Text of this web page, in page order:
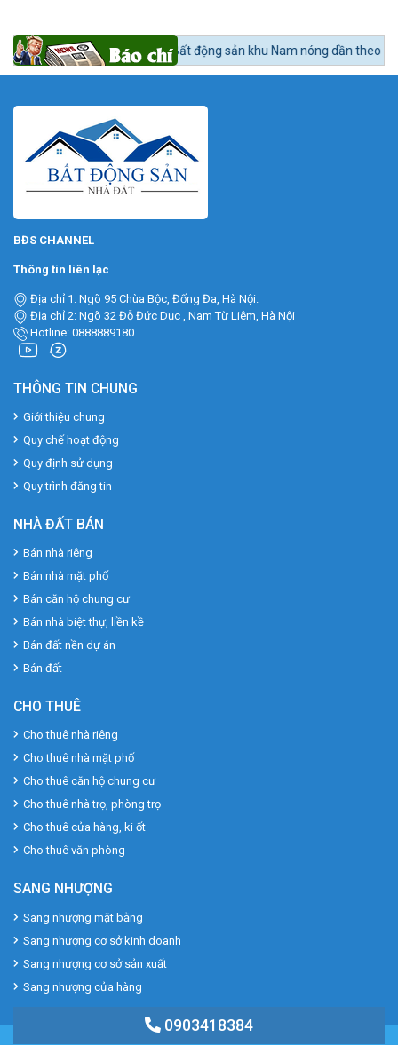
0903418384
tức 24h BĐS:Bất động sản khu Nam nóng dần theo lộ trình lên quận
BĐS CHANNEL
Thông tin liên lạc
Địa chỉ 1: Ngõ 95 Chùa Bộc, Đống Đa, Hà Nội.
Địa chỉ 2: Ngõ 32 Đỗ Đức Dục , Nam Từ Liêm, Hà Nội
Hotline: 0888889180
THÔNG TIN CHUNG
Giới thiệu chung
Quy chế hoạt động
Quy định sử dụng
Quy trình đăng tin
NHÀ ĐẤT BÁN
Bán nhà riêng
Bán nhà mặt phố
Bán căn hộ chung cư
Bán nhà biệt thự, liền kề
Bán đất nền dự án
Bán đất
CHO THUÊ
Cho thuê nhà riêng
Cho thuê nhà mặt phố
Cho thuê căn hộ chung cư
Cho thuê nhà trọ, phòng trọ
Cho thuê cửa hàng, ki ốt
Cho thuê văn phòng
SANG NHƯỢNG
Sang nhượng mặt bằng
Sang nhượng cơ sở kinh doanh
Sang nhượng cơ sở sản xuất
Sang nhượng cửa hàng